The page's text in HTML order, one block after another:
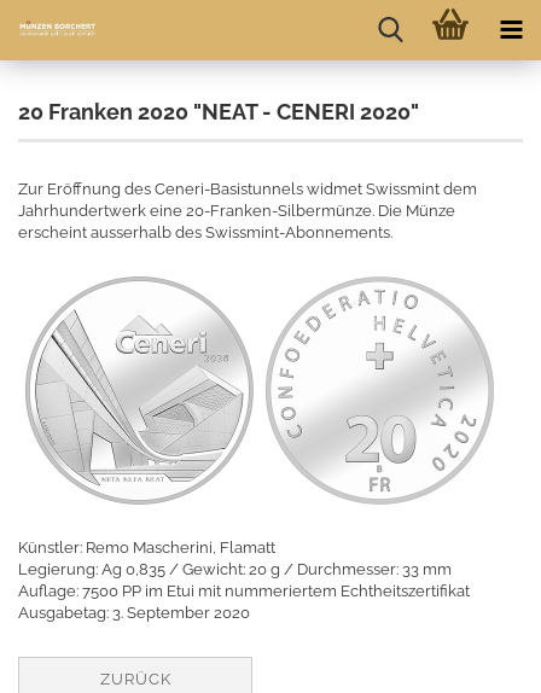
20 Franken 2020 "NEAT - CENERI 2020"
Zur Eröffnung des Ceneri-Basistunnels widmet Swissmint dem
Jahrhundertwerk eine 20-Franken-Silbermünze. Die Münze
erscheint ausserhalb des Swissmint-Abonnements.
Künstler: Remo Mascherini, Flamatt
Legierung: Ag 0,835 / Gewicht: 20 g / Durchmesser: 33 mm
Auflage: 7500 PP im Etui mit nummeriertem Echtheitszertifikat
Ausgabetag: 3. September 2020
ZURÜCK